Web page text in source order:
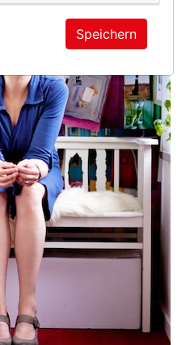
Speichern